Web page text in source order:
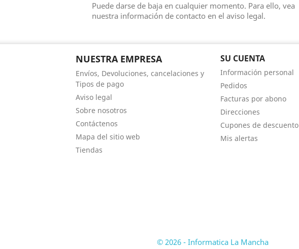
Puede darse de baja en cualquier momento. Para ello, vea
nuestra información de contacto en el aviso legal.
NUESTRA EMPRESA
Envíos, Devoluciones, cancelaciones y
Tipos de pago
Aviso legal
Sobre nosotros
Contáctenos
Mapa del sitio web
Tiendas
SU CUENTA
Información personal
Pedidos
Facturas por abono
Direcciones
Cupones de descuento
Mis alertas
© 2026 - Informatica La Mancha